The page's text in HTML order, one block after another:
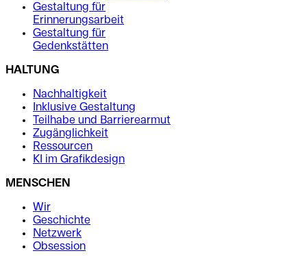
Gestaltung für
Erinnerungsarbeit
Gestaltung für
Gedenkstätten
HALTUNG
Nachhaltigkeit
Inklusive Gestaltung
Teilhabe und Barrierearmut
Zugänglichkeit
Ressourcen
KI im Grafikdesign
MENSCHEN
Wir
Geschichte
Netzwerk
Obsession